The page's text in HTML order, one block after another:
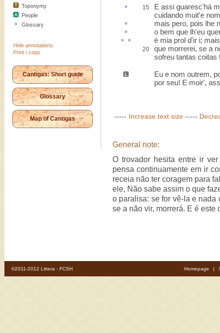
Toponymy
People
Glossary
Hide annotations
Print / copy
Cantigas: Short guide
Glossary
Map of Cantigas
15 E assi guaresc'há
cuidando muit'e
mais pero, pois lhe
o bem que lh'eu
é mia prol d'ir i;
20
que morrerei, se a
sofreu tantas
Eu e nom outrem,
por seu! E moir',
----- Increase text size -----
General note:
O trovador hesita entre ir
pensa continuamente em ir
receia não ter coragem para
ele, Não sabe assim o que
o paralisa: se for vê-la e nada
se a não vir, morrerá. E é este
©2011-2012 Littera - FCSH Homepage |